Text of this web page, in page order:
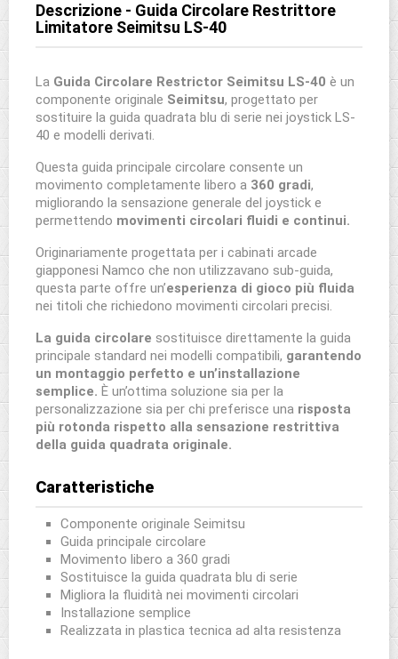
Descrizione - Guida Circolare Restrittore
Limitatore Seimitsu LS-40
La Guida Circolare Restrictor Seimitsu LS-40 è un
componente originale Seimitsu, progettato per
sostituire la guida quadrata blu di serie nei joystick LS-
40 e modelli derivati.
Questa guida principale circolare consente un
movimento completamente libero a 360 gradi,
migliorando la sensazione generale del joystick e
permettendo movimenti circolari fluidi e continui.
Originariamente progettata per i cabinati arcade
giapponesi Namco che non utilizzavano sub-guida,
questa parte offre un’esperienza di gioco più fluida
nei titoli che richiedono movimenti circolari precisi.
La guida circolare sostituisce direttamente la guida
principale standard nei modelli compatibili, garantendo
un montaggio perfetto e un’installazione
semplice. È un’ottima soluzione sia per la
personalizzazione sia per chi preferisce una risposta
più rotonda rispetto alla sensazione restrittiva
della guida quadrata originale.
Caratteristiche
Componente originale Seimitsu
Guida principale circolare
Movimento libero a 360 gradi
Sostituisce la guida quadrata blu di serie
Migliora la fluidità nei movimenti circolari
Installazione semplice
Realizzata in plastica tecnica ad alta resistenza